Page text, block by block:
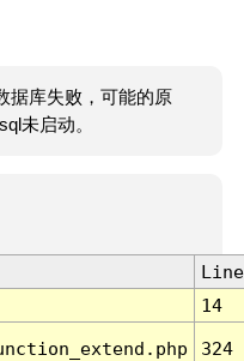
据库失败，可能的原
未启动。
Line
14
324